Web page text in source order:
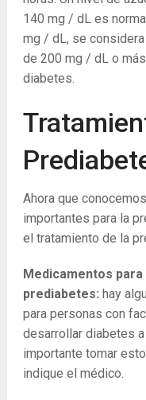
140 mg / dL es
mg / dL, se
de 200 mg / dL o
diabetes.
Ahora que
importantes para la
el tratamiento de la
Medicamentos
prediabetes: hay
para personas con
desarrollar diabetes
importante tomar
indique el médico.